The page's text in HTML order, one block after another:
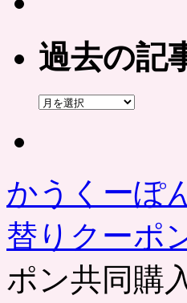
過去の記
過
かうくーぽ
替りクーポ
ポン共同購